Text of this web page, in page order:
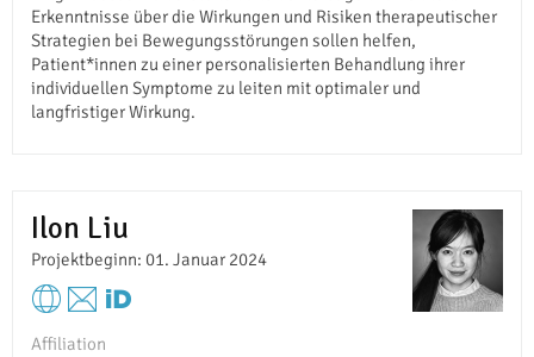
Erkenntnisse über die Wirkungen und Risiken therapeutischer
Strategien bei Bewegungsstörungen sollen helfen,
Patient*innen zu einer personalisierten Behandlung ihrer
individuellen Symptome zu leiten mit optimaler und
langfristiger Wirkung.
Ilon Liu
Projektbeginn: 01. Januar 2024
Affiliation